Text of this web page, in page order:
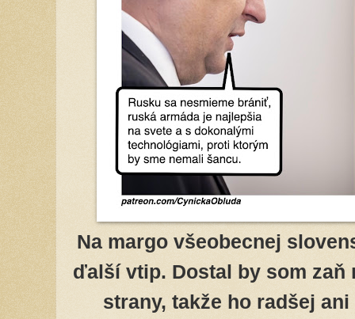
Na margo všeobecnej
ďalší vtip. Dostal by som zaň
strany, takže ho radšej